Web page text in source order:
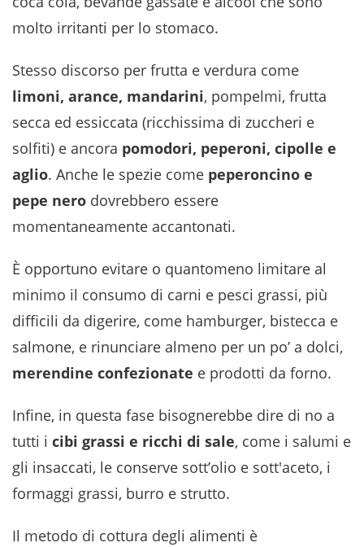
molto irritanti per lo stomaco.
Stesso discorso per frutta e verdura come
limoni, arance, mandarini, pompelmi, frutta
secca ed essiccata (ricchissima di zuccheri e
solfiti) e ancora pomodori, peperoni, cipolle e
aglio. Anche le spezie come peperoncino e
pepe nero dovrebbero essere
momentaneamente accantonati.
È opportuno evitare o quantomeno limitare al
minimo il consumo di carni e pesci grassi, più
difficili da digerire, come hamburger, bistecca e
salmone, e rinunciare almeno per un po’ a dolci,
merendine confezionate e prodotti da forno.
Infine, in questa fase bisognerebbe dire di no a
tutti i cibi grassi e ricchi di sale, come i salumi e
gli insaccati, le conserve sott’olio e sott'aceto, i
formaggi grassi, burro e strutto.
Il metodo di cottura degli alimenti è